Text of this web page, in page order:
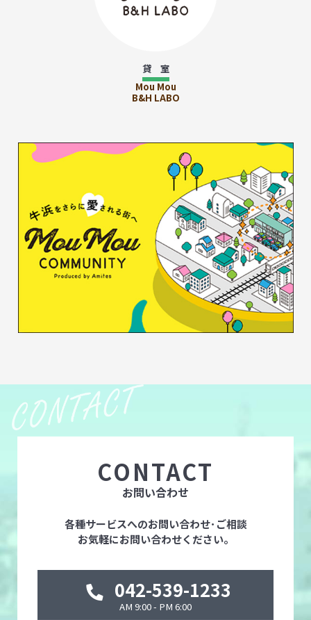
貸 室
Mou Mou
B&H LABO
CONTACT
お問い合わせ
各種サービスへのお問い合わせ･ご相談
お気軽にお問い合わせください。
042-539-1233
AM 9:00 - PM 6:00